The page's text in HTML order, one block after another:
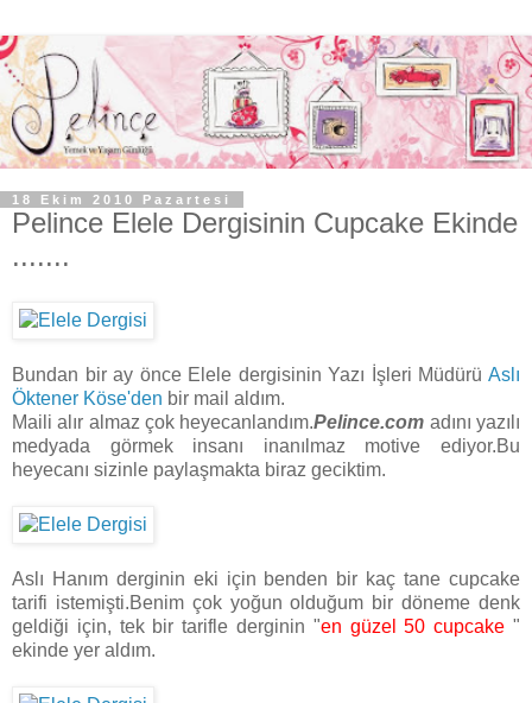
18 Ekim 2010 Pazartesi
Pelince Elele Dergisinin Cupcake Ekinde
.......
Bundan bir ay önce Elele dergisinin Yazı İşleri Müdürü Aslı
Öktener Köse'den bir mail aldım.
Maili alır almaz çok heyecanlandım.Pelince.com adını yazılı
medyada görmek insanı inanılmaz motive ediyor.Bu
heyecanı sizinle paylaşmakta biraz geciktim.
Aslı Hanım derginin eki için benden bir kaç tane cupcake
tarifi istemişti.Benim çok yoğun olduğum bir döneme denk
geldiği için, tek bir tarifle derginin "en güzel 50 cupcake "
ekinde yer aldım.